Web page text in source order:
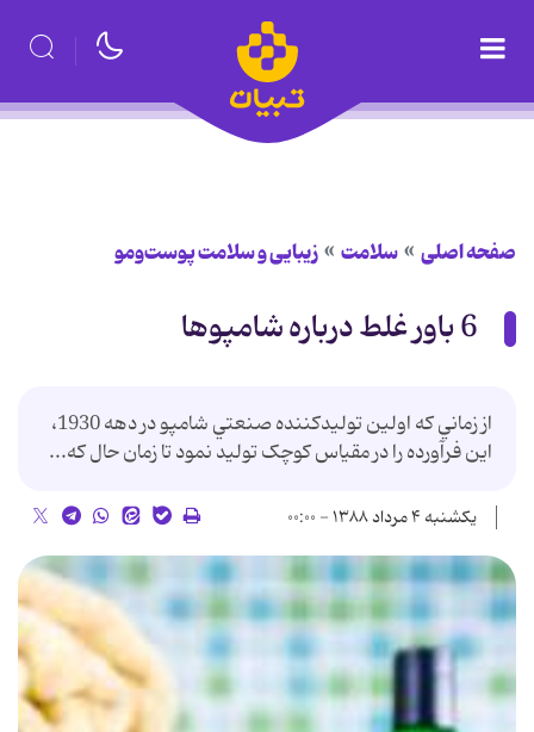
صفحه اصلی سلامت زیبایی و سلامت پوست‌ومو
6 باور غلط درباره شامپوها
از زماني که اولين توليدکننده صنعتي شامپو در دهه 1930،
اين فرآورده را در مقياس کوچک توليد نمود تا زمان حال که...
یکشنبه ۴ مرداد ۱۳۸۸ - ۰۰:۰۰